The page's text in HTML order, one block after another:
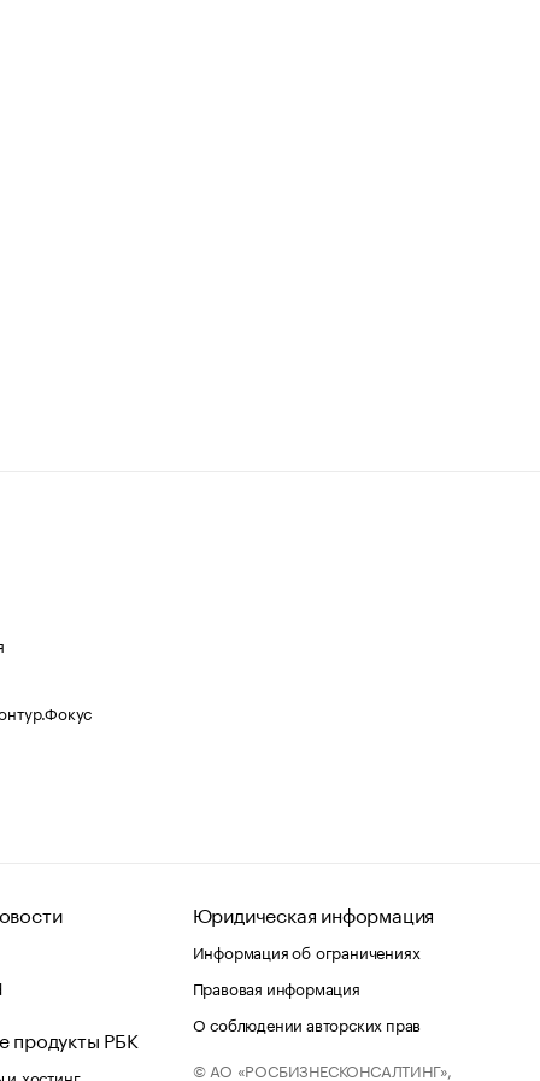
продукты РБК
хостинг
Юридическая информация
Информация об ограничениях
Правовая информация
О соблюдении авторских прав
© АО «РОСБИЗНЕСКОНСАЛТИНГ»,